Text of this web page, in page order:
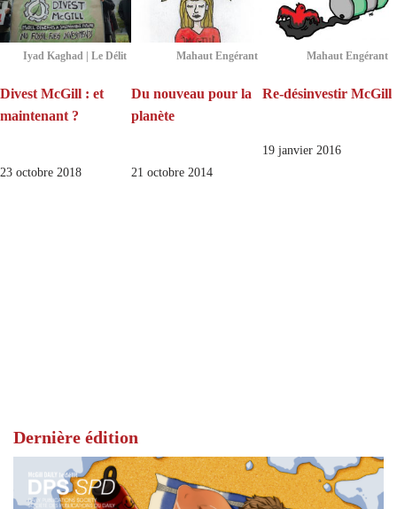
Iyad Kaghad | Le Délit
Divest McGill : et
maintenant ?
23 octobre 2018
Mahaut Engérant
Du nouveau pour la
planète
21 octobre 2014
Mahaut Engérant
Re-désinvestir McGill
19 janvier 2016
Dernière édition